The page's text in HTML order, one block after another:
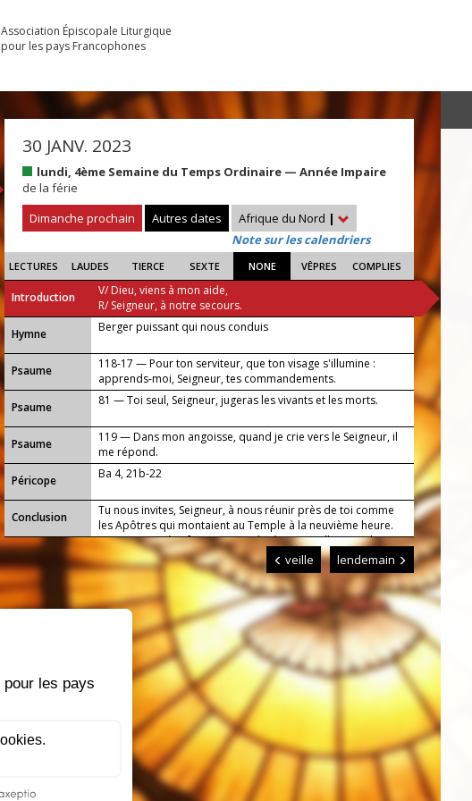
Association Épiscopale Liturgique
pour les pays Francophones
30 JANV. 2023
lundi, 4ème Semaine du Temps Ordinaire — Année Impaire
de la férie
Dimanche prochain
Autres dates Afrique du Nord |
Note sur les calendriers
LECTURES LAUDES TIERCE SEXTE NONE VÊPRES COMPLIES
Introduction
V/ Dieu, viens à mon aide,
R/ Seigneur, à notre secours.
...
Hymne Berger puissant qui nous conduis
Psaume
118-17 — Pour ton serviteur, que ton visage s'illumine :
apprends-moi, Seigneur, tes commandements.
Psaume
81 — Toi seul, Seigneur, jugeras les vivants et les morts.
Psaume
119 — Dans mon angoisse, quand je crie vers le Seigneur, il
me répond.
Péricope
Ba 4, 21b-22
Conclusion
Tu nous invites, Seigneur, à nous réunir près de toi comme
les Apôtres qui montaient au Temple à la neuvième heure.
Que notre prière faite au nom de Jésus appelle ton salut sur
tous ceux qui invoquent son nom. Lui qui règne.
veille lendemain